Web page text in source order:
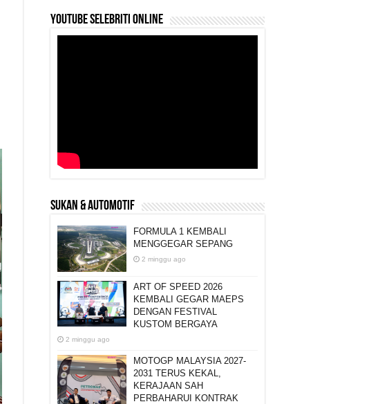
YouTube selebriti online
SUKAN & AUTOMOTIF
FORMULA 1 KEMBALI
MENGGEGAR SEPANG
2 minggu ago
ART OF SPEED 2026
KEMBALI GEGAR MAEPS
DENGAN FESTIVAL
KUSTOM BERGAYA
2 minggu ago
MOTOGP MALAYSIA 2027-
2031 TERUS KEKAL,
KERAJAAN SAH
PERBAHARUI KONTRAK